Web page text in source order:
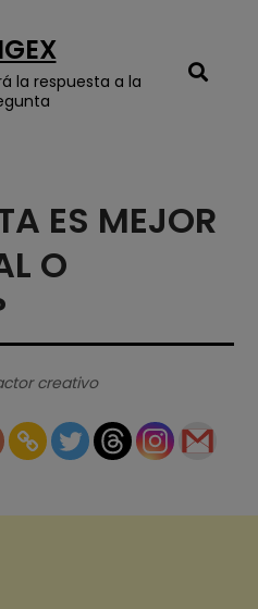
la respuesta a la
ES MEJOR
O
creativo